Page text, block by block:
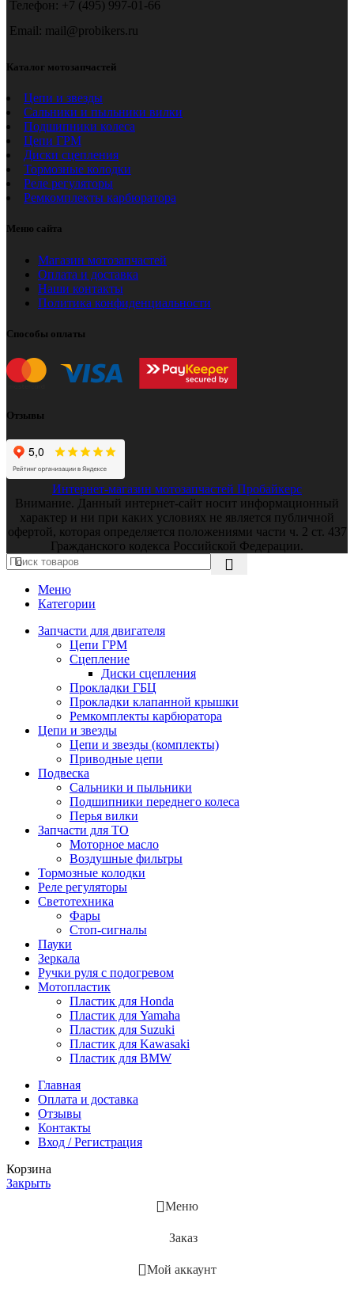
Телефон: +7 (495) 997-01-66
Email: mail@probikers.ru
Каталог мотозапчастей
Цепи и звезды
Сальники и пыльники вилки
Подшипники колеса
Цепи ГРМ
Диски сцепления
Тормозные колодки
Реле регуляторы
Ремкомплекты карбюратора
Меню сайта
Магазин мотозапчастей
Оплата и доставка
Наши контакты
Политика конфиденциальности
Способы оплаты
Отзывы
Интернет-магазин мотозапчастей Пробайкерс
Внимание. Данный интернет-сайт носит информационный
характер и ни при каких условиях не является публичной
офертой, которая определяется положениями части ч. 2 ст. 437
Гражданского кодекса Российской Федерации.
Меню
Категории
Запчасти для двигателя
Цепи ГРМ
Сцепление
Диски сцепления
Прокладки ГБЦ
Прокладки клапанной крышки
Ремкомплекты карбюратора
Цепи и звезды
Цепи и звезды (комплекты)
Приводные цепи
Подвеска
Сальники и пыльники
Подшипники переднего колеса
Перья вилки
Запчасти для ТО
Моторное масло
Воздушные фильтры
Тормозные колодки
Реле регуляторы
Cветотехника
Фары
Стоп-сигналы
Пауки
Зеркала
Ручки руля с подогревом
Мотопластик
Пластик для Honda
Пластик для Yamaha
Пластик для Suzuki
Пластик для Kawasaki
Пластик для BMW
Главная
Оплата и доставка
Отзывы
Контакты
Вход / Регистрация
Корзина
Закрыть
Меню
Заказ
Мой аккаунт